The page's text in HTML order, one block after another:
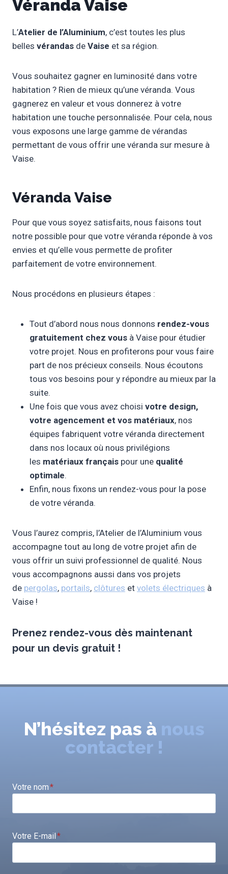
Véranda Vaise
L’Atelier de l’Aluminium, c’est toutes les plus
belles vérandas de Vaise et sa région.
Vous souhaitez gagner en luminosité dans votre
habitation ? Rien de mieux qu’une véranda. Vous
gagnerez en valeur et vous donnerez à votre
habitation une touche personnalisée. Pour cela, nous
vous exposons une large gamme de vérandas
permettant de vous offrir une véranda sur mesure à
Vaise.
Véranda Vaise
Pour que vous soyez satisfaits, nous faisons tout
notre possible pour que votre véranda réponde à vos
envies et qu’elle vous permette de profiter
parfaitement de votre environnement.
Nous procédons en plusieurs étapes :
Tout d’abord nous nous donnons rendez-vous
gratuitement chez vous à Vaise pour étudier
votre projet. Nous en profiterons pour vous faire
part de nos précieux conseils. Nous écoutons
tous vos besoins pour y répondre au mieux par la
suite.
Une fois que vous avez choisi votre design,
votre agencement et vos matériaux, nos
équipes fabriquent votre véranda directement
dans nos locaux où nous privilégions
les matériaux français pour une qualité
optimale.
Enfin, nous fixons un rendez-vous pour la pose
de votre véranda.
Vous l’aurez compris, l’Atelier de l’Aluminium vous
accompagne tout au long de votre projet afin de
vous offrir un suivi professionnel de qualité. Nous
vous accompagnons aussi dans vos projets
de pergolas, portails, clôtures et volets électriques à
Vaise !
Prenez rendez-vous dès maintenant
pour un devis gratuit !
N’hésitez pas à nous
contacter !
Votre nom*
Votre E-mail *